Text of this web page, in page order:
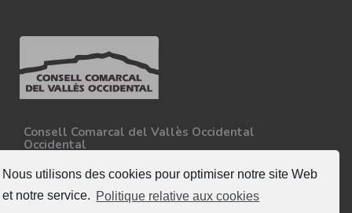
Nous utilisons des cookies pour optimiser notre site Web
et notre service. Politique relative aux cookies
Consell Comarcal del Vallès Occidental
Occidental
08227 - Terrassa
Tel. 93 727 35 34